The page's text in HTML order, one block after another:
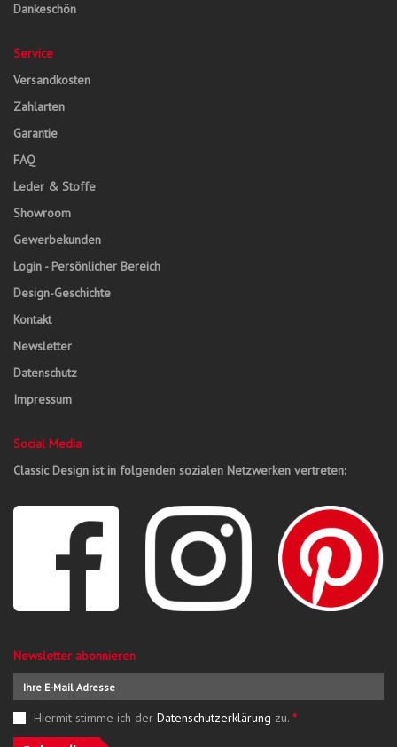
Dankeschön
Service
Versandkosten
Zahlarten
Garantie
FAQ
Leder & Stoffe
Showroom
Gewerbekunden
Login - Persönlicher Bereich
Design-Geschichte
Kontakt
Newsletter
Datenschutz
Impressum
Social Media
Classic Design ist in folgenden sozialen Netzwerken vertreten:
Newsletter abonnieren
Hiermit stimme ich der Datenschutzerklärung zu. *